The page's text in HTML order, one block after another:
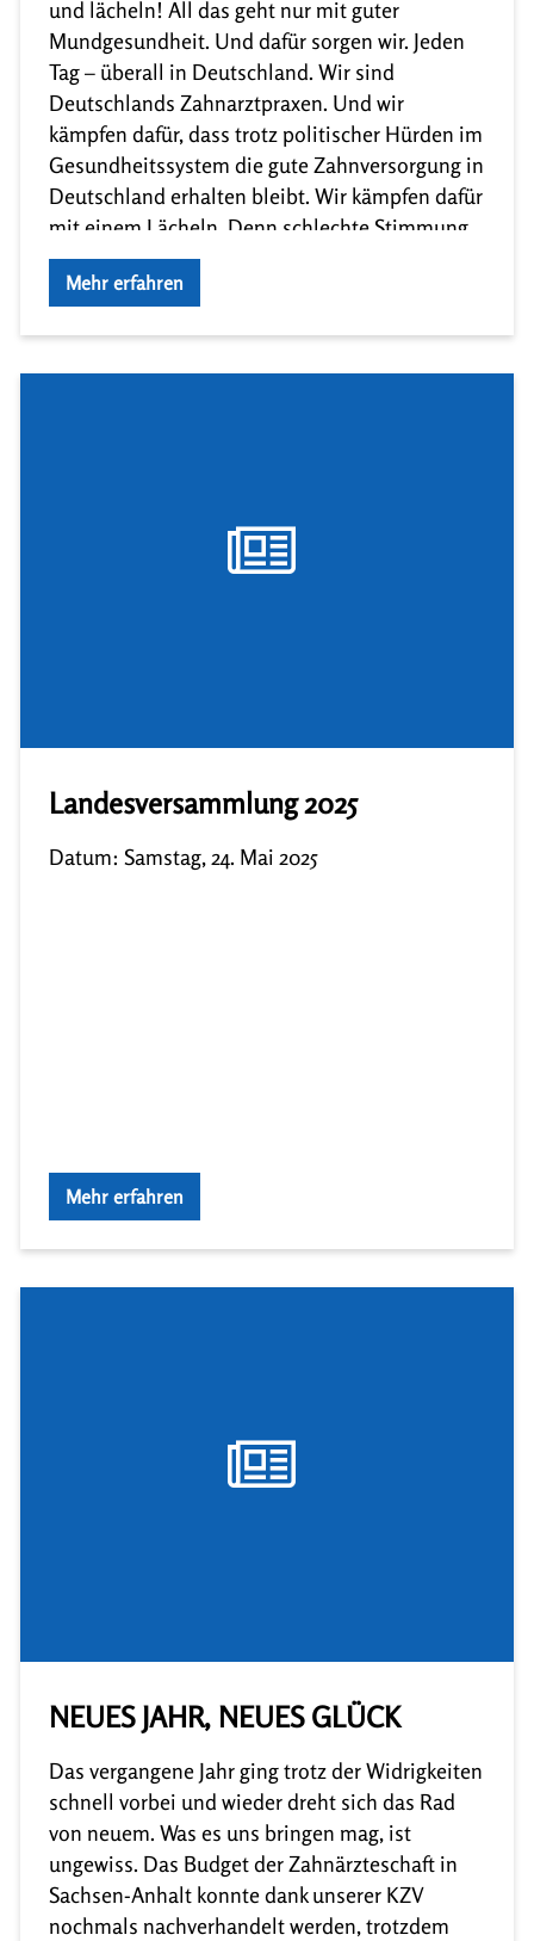
und lächeln! All das geht nur mit guter
Mundgesundheit. Und dafür sorgen wir. Jeden
Tag – überall in Deutschland. Wir sind
Deutschlands Zahnarztpraxen. Und wir
kämpfen dafür, dass trotz politischer Hürden im
Gesundheitssystem die gute Zahnversorgung in
Deutschland erhalten bleibt. Wir kämpfen dafür
mit einem Lächeln. Denn schlechte Stimmung
[…]
Mehr erfahren
Landesversammlung 2025
Datum: Samstag, 24. Mai 2025
Mehr erfahren
NEUES JAHR, NEUES GLÜCK
Das vergangene Jahr ging trotz der Widrigkeiten
schnell vorbei und wieder dreht sich das Rad
von neuem. Was es uns bringen mag, ist
ungewiss. Das Budget der Zahnärzteschaft in
Sachsen-Anhalt konnte dank unserer KZV
nochmals nachverhandelt werden, trotzdem